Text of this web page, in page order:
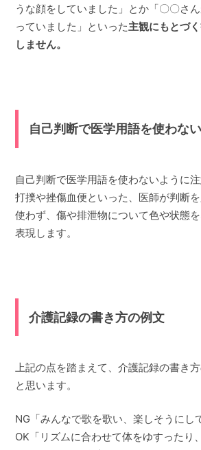
うな顔をしていました」とか「〇〇さ
っていました」といった主観にもとづ
しません。
自己判断で医学用語を使わない
自己判断で医学用語を使わないように注
打撲や挫傷血便といった、医師が判断
使わず、傷や排泄物について色や状態
表現します。
介護記録の書き方の例文
上記の点を踏まえて、介護記録の書き
と思います。
NG「みんなで歌を歌い、楽しそうにし
OK「リズムに合わせて体をゆすったり